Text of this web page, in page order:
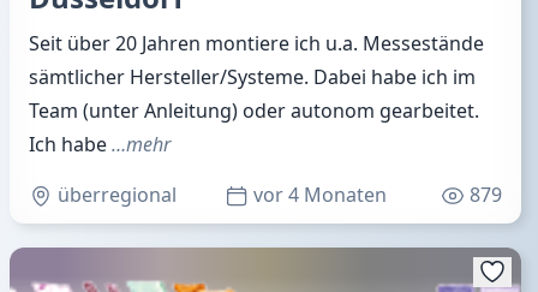
Seit über 20 Jahren montiere ich u.a. Messestände
sämtlicher Hersteller/Systeme. Dabei habe ich im
Team (unter Anleitung) oder autonom gearbeitet.
Ich habe…mehr
überregional
vor 4 Monaten 879